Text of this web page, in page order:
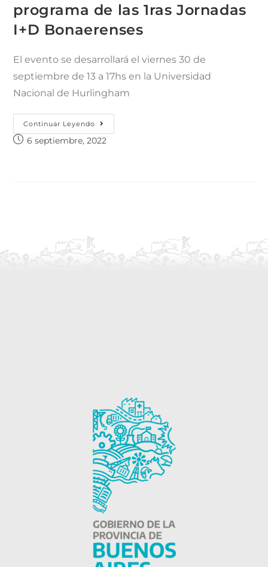
programa de las 1ras Jornadas
I+D Bonaerenses
El evento se desarrollará el viernes 30 de
septiembre de 13 a 17hs en la Universidad
Nacional de Hurlingham
Continuar Leyendo
6 septiembre, 2022